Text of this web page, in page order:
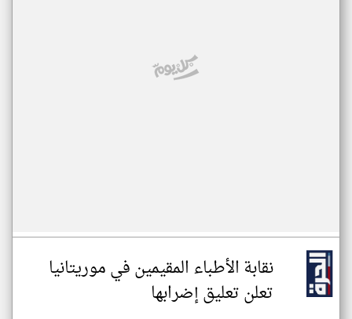
نقابة الأطباء المقيمين في موريتانيا
تعلن تعليق إضرابها